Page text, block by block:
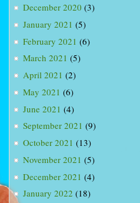
December 2020 (3)
January 2021 (5)
February 2021 (6)
March 2021 (5)
April 2021 (2)
May 2021 (6)
June 2021 (4)
September 2021 (9)
October 2021 (13)
November 2021 (5)
December 2021 (4)
January 2022 (18)